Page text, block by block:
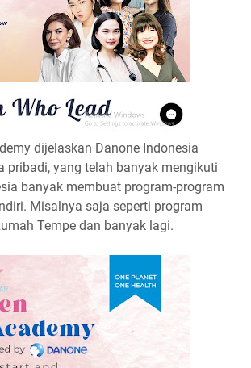
dijelaskan Danone Indonesia
pribadi, yang telah banyak mengikuti
banyak membuat program-program
Misalnya saja seperti program
Tempe dan banyak lagi.